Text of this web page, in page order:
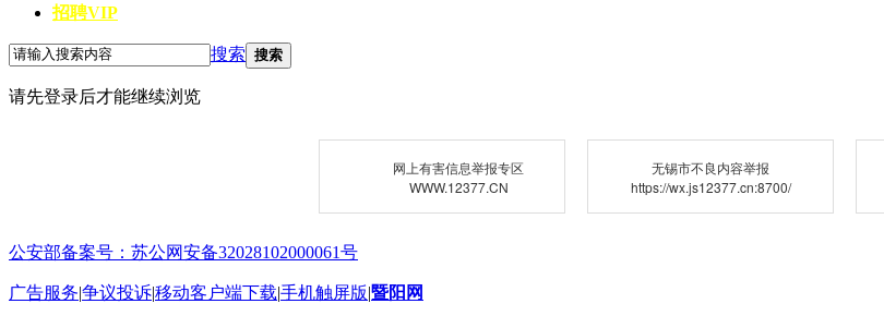
招聘VIP
搜索 搜索
请先登录后才能继续浏览
网上有害信息举报专区
WWW.12377.CN
无锡市不良内容举报
https://wx.js12377.cn:8700/
公安部备案号：苏公网安备32028102000061号
广告服务|争议投诉|移动客户端下载|手机触屏版|暨阳网